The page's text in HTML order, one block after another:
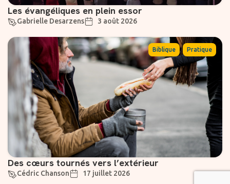
Les évangéliques en plein essor
Gabrielle Desarzens 3 août 2026
Biblique , Pratique
Des cœurs tournés vers l’extérieur
Cédric Chanson 17 juillet 2026